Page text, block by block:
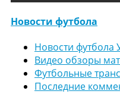
Новости футбола
Новости футбола
Видео обзоры
Футбольные
Последние